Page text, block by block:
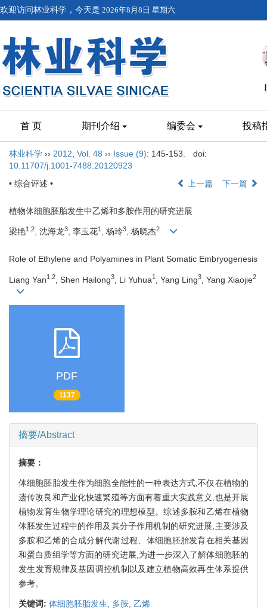
欢迎访问林业科学，今天是 2026年8月8日 星期六
首 页 期刊介绍 编委会 投稿
林业科学 ›› 2012 Vol. 48 ›› Issue (9): 145-153.
doi:
10.11707/j.1001-7488.20120923
• 综合评述 •
上一篇 下一篇
植物体细胞胚胎发生中乙烯和多胺作用的研究进展
梁艳1,2, 沈海龙3, 李玉花1 , 杨玲3, 杨晓杰2
Role of Ethylene and Polyamines in Plant Somatic Embryogenesis
Liang Yan1,2 , Shen Hailong3 , Li Yuhua1 , Yang Ling3 , Yang Xiaojie2
PDF
1137
摘要/Abstract
摘要：
体细胞胚胎发生作为细胞全能性的一种表达方式,不仅在植物的
遗传改良和产业化快速繁殖等方面有着重大实践意义,也是开展
植物发育生物学理论研究的理想模型。综述多胺和乙烯在植物
体胚发生过程中的作用及其分子作用机制的研究进展,主要涉及
多胺和乙烯的合成分解代谢过程、体细胞胚胎发育在相关基因
和蛋白质组学等方面的研究进展,为进一步深入了解体细胞胚的
发生发育规律及基因调控机制以及建立植物高效再生体系提供
参考。
关键词: 体细胞胚胎发生, 多胺, 乙烯